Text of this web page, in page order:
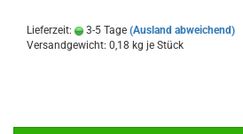
Lieferzeit: 3-5 Tage (Ausland abweichend)
Versandgewicht: 0,18 kg je Stück